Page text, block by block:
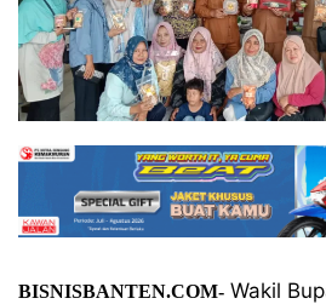
BISNISBANTEN.COM- Wakil